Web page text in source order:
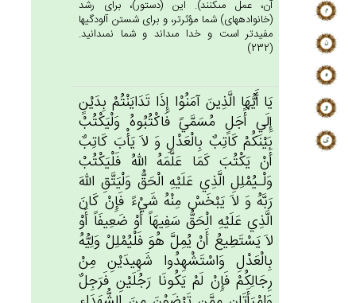
آن، عمل مى‏كنند). اين (دستور)، براى رشد
(خانواده‏هاى) شما مؤثرتر، و براى شستن آلودگيها
مفيدتر است و خدا مى‏داند و شما نمى‏دانيد.
(232)
يَا أَيُّهَا الَّذِين‌َ آمَنُوْا إِذَا تَدَايَنْتُمْ‌ بِدَيْن‌ٍ
إِلَي‌ أََجَل‌ٍ مُسَمَّي‌ً فَاكْتُبُوه‌ُ وَلْيَكْتُبْ‌
بَيْنَكُم‌ْ كَاتِب‌ٌ بِالْعَدْل‌ِ وَ لاَ يَأْب‌َ كَاتِب‌ٌ
أَنْ‌ يَكْتُب‌َ كَمَا عَلَّمَه‌ُ الله‌ُ فَلْيَكْتُب‌ْ
وَلْـيُمْلِل‌ِ الَّذِي‌ عَلَيْه‌ِ الْحَق‌ُّ وَلْيَتَّق‌ِ الله‌َ
رَبَّه‌ُ وَ لاَ يَبْخَس‌ْ مِنْه‌ُ شَيْءً فَإِنْ‌ كَان‌َ
الَّذِي‌ عَلَيْه‌ِ الْحَق‌ُّ سَفِيهَاً أَوْ ضَعِيفَاً أَوْ
لاَ يَسْتَطِيع‌ُ أَنْ‌ يُمِل‌َّ هُوَ فَلْيُمْلِل‌ْ وَلِيُّه‌ُ
بِالْعَدْل‌ِ وَاسْتَشْهِدُوا شَهِیدَيْن‌ِ مِنْ‌
رِجَالِكُم‌ْ فَإِنْ‌ لَم‌ْ يَكُونَا رَجُلَيْن‌ِ فَرَجِل‌ٌ